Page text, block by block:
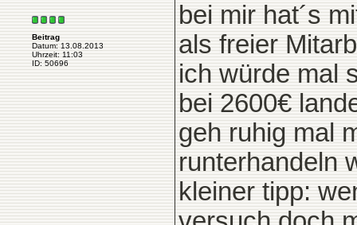
Beitrag
Datum: 13.08.2013
Uhrzeit: 11:03
ID: 50696
bei mir hat´s
als freier
ich würde mal
bei 2600€
geh ruhig mal
runterhandeln
kleiner tipp: